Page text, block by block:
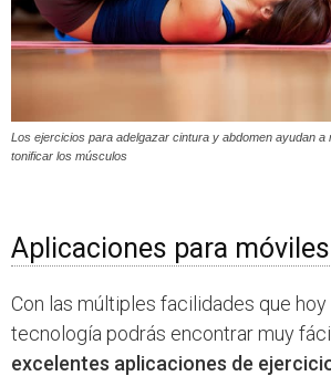
Los ejercicios para adelgazar cintura y abdomen ayudan
tonificar los músculos
Aplicaciones para móviles
Con las múltiples facilidades que hoy
tecnología podrás encontrar muy
excelentes aplicaciones de